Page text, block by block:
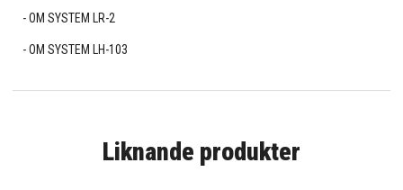
OM SYSTEM LR-2
OM SYSTEM LH-103
Liknande produkter